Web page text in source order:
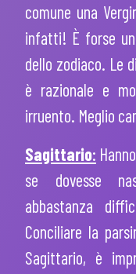
comune una
infatti! È forse
dello zodiaco. Le
è razionale e
irruento. Meglio
Sagittario:
se dovesse
abbastanza
Conciliare la
Sagittario, è